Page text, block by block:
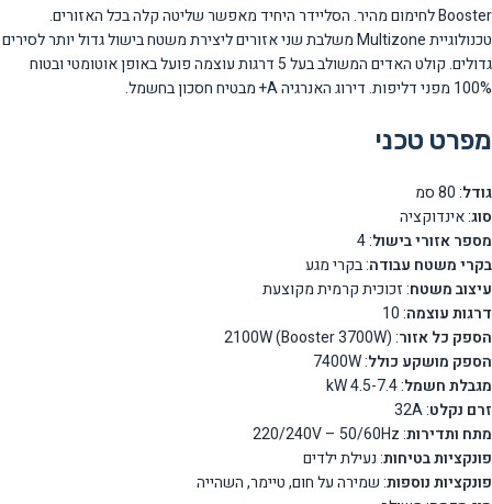
Booster לחימום מהיר. הסליידר היחיד מאפשר שליטה קלה בכל האזורים.
טכנולוגיית Multizone משלבת שני אזורים ליצירת משטח בישול גדול יותר לסירים
גדולים. קולט האדים המשולב בעל 5 דרגות עוצמה פועל באופן אוטומטי ובטוח
100% מפני דליפות. דירוג האנרגיה A+ מבטיח חסכון בחשמל.
מפרט טכני
גודל: 80 סמ
סוג: אינדוקציה
מספר אזורי בישול: 4
בקרי משטח עבודה: בקרי מגע
עיצוב משטח: זכוכית קרמית מקוצעת
דרגות עוצמה: 10
הספק כל אזור: 2100W (Booster 3700W)
הספק מושקע כולל: 7400W
מגבלת חשמל: 4.5-7.4 kW
זרם נקלט: 32A
מתח ותדירות: 220/240V – 50/60Hz
פונקציות בטיחות: נעילת ילדים
פונקציות נוספות: שמירה על חום, טיימר, השהייה